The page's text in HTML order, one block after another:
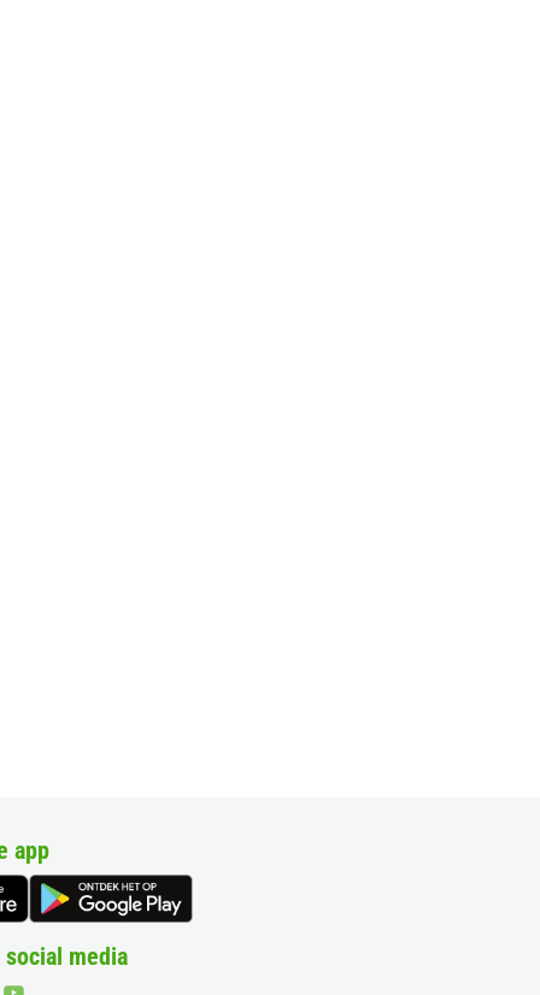
app
media